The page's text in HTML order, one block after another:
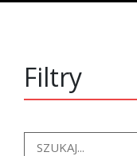
Filtry
Enter